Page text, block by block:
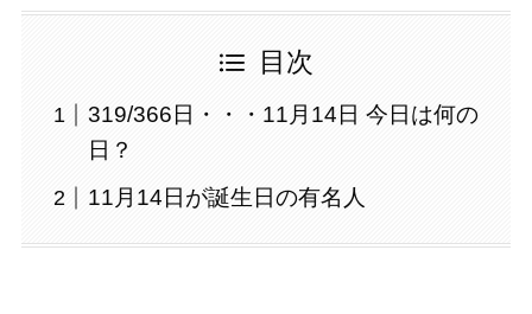
目次
319/366日・・・11月14日 今日は何の
日？
11月14日が誕生日の有名人